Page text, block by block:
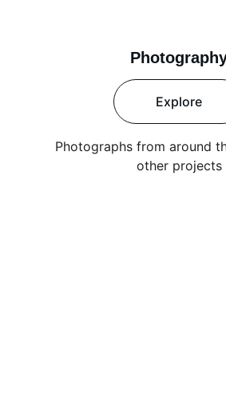
Photographs from around
other projects
Explore